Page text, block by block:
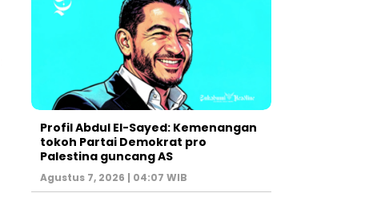
Profil Abdul El-Sayed: Kemenangan
tokoh Partai Demokrat pro
Palestina guncang AS
Agustus 7, 2026 | 04:07 WIB